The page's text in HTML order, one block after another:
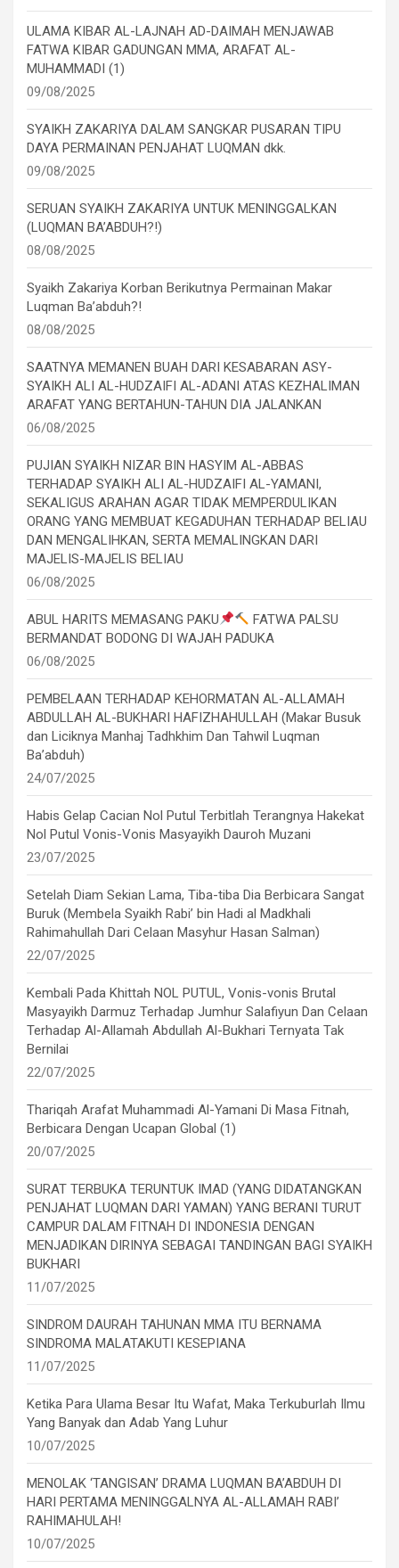
ULAMA KIBAR AL-LAJNAH AD-DAIMAH MENJAWAB
FATWA KIBAR GADUNGAN MMA, ARAFAT AL-
MUHAMMADI (1)
09/08/2025
SYAIKH ZAKARIYA DALAM SANGKAR PUSARAN TIPU
DAYA PERMAINAN PENJAHAT LUQMAN dkk.
09/08/2025
SERUAN SYAIKH ZAKARIYA UNTUK MENINGGALKAN
(LUQMAN BA’ABDUH?!)
08/08/2025
Syaikh Zakariya Korban Berikutnya Permainan Makar
Luqman Ba’abduh?!
08/08/2025
SAATNYA MEMANEN BUAH DARI KESABARAN ASY-
SYAIKH ALI AL-HUDZAIFI AL-ADANI ATAS KEZHALIMAN
ARAFAT YANG BERTAHUN-TAHUN DIA JALANKAN
06/08/2025
PUJIAN SYAIKH NIZAR BIN HASYIM AL-ABBAS
TERHADAP SYAIKH ALI AL-HUDZAIFI AL-YAMANI,
SEKALIGUS ARAHAN AGAR TIDAK MEMPERDULIKAN
ORANG YANG MEMBUAT KEGADUHAN TERHADAP BELIAU
DAN MENGALIHKAN, SERTA MEMALINGKAN DARI
MAJELIS-MAJELIS BELIAU
06/08/2025
ABUL HARITS MEMASANG PAKU
FATWA PALSU
BERMANDAT BODONG DI WAJAH PADUKA
06/08/2025
PEMBELAAN TERHADAP KEHORMATAN AL-ALLAMAH
ABDULLAH AL-BUKHARI HAFIZHAHULLAH (Makar Busuk
dan Liciknya Manhaj Tadhkhim Dan Tahwil Luqman
Ba’abduh)
24/07/2025
Habis Gelap Cacian Nol Putul Terbitlah Terangnya Hakekat
Nol Putul Vonis-Vonis Masyayikh Dauroh Muzani
23/07/2025
Setelah Diam Sekian Lama, Tiba-tiba Dia Berbicara Sangat
Buruk (Membela Syaikh Rabi’ bin Hadi al Madkhali
Rahimahullah Dari Celaan Masyhur Hasan Salman)
22/07/2025
Kembali Pada Khittah NOL PUTUL, Vonis-vonis Brutal
Masyayikh Darmuz Terhadap Jumhur Salafiyun Dan Celaan
Terhadap Al-Allamah Abdullah Al-Bukhari Ternyata Tak
Bernilai
22/07/2025
Thariqah Arafat Muhammadi Al-Yamani Di Masa Fitnah,
Berbicara Dengan Ucapan Global (1)
20/07/2025
SURAT TERBUKA TERUNTUK IMAD (YANG DIDATANGKAN
PENJAHAT LUQMAN DARI YAMAN) YANG BERANI TURUT
CAMPUR DALAM FITNAH DI INDONESIA DENGAN
MENJADIKAN DIRINYA SEBAGAI TANDINGAN BAGI SYAIKH
BUKHARI
11/07/2025
SINDROM DAURAH TAHUNAN MMA ITU BERNAMA
SINDROMA MALATAKUTI KESEPIANA
11/07/2025
Ketika Para Ulama Besar Itu Wafat, Maka Terkuburlah Ilmu
Yang Banyak dan Adab Yang Luhur
10/07/2025
MENOLAK ‘TANGISAN’ DRAMA LUQMAN BA’ABDUH DI
HARI PERTAMA MENINGGALNYA AL-ALLAMAH RABI’
RAHIMAHULAH!
10/07/2025